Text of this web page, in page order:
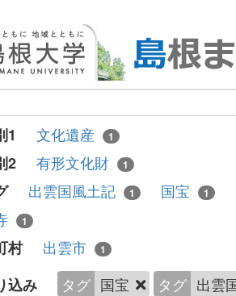
1 文化遺産 1
2 有形文化財 1
出雲国風土記 1 国宝 1
1
村 出雲市 1
込み タグ 国宝 タグ 出雲